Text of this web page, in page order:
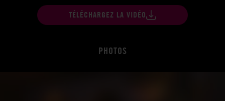
TÉLÉCHARGEZ LA VIDÉO
PHOTOS